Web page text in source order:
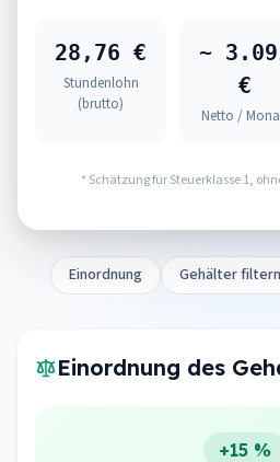
28,76 €
Stundenlohn
(brutto)
~
€
Netto /
* Schätzung für Steuerklasse 1,
Einordnung Gehälter filtern
Einordnung des
+15 %